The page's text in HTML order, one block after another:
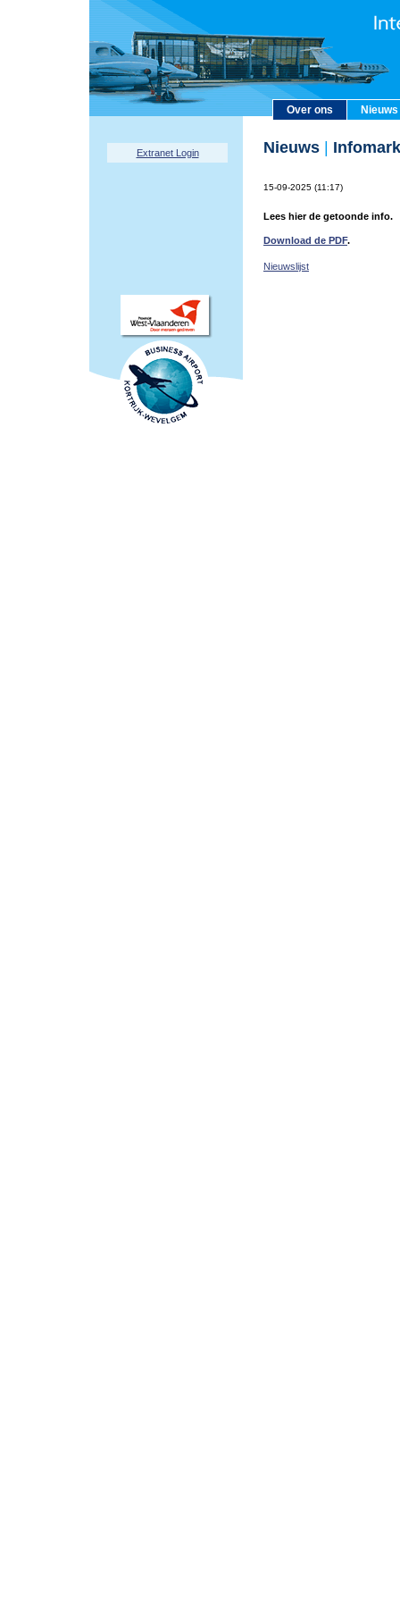
Over ons Nieuws
Extranet Login Nieuws
15-09-2025 (11:17)
Lees hier de getoonde info.
Download de PDF.
Nieuwslijst